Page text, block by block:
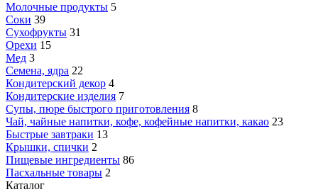
Молочные продукты 5
Соки 39
Сухофрукты 31
Орехи 15
Мед 3
Семена, ядра 22
Кондитерский декор 4
Кондитерские изделия 7
Супы, пюре быстрого приготовления 8
Чай, чайные напитки, кофе, кофейные напитки, какао 23
Быстрые завтраки 13
Крышки, спички 2
Пищевые ингредиенты 86
Пасхальные товары 2
Каталог